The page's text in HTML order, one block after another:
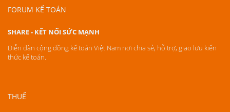
FORUM KẾ TOÁN
SHARE - KẾT NỐI SỨC MẠNH
Diễn đàn cộng đồng kế toán Việt Nam nơi chia sẻ, hỗ trợ, giao lưu kiến
thức kế toán.
THUẾ